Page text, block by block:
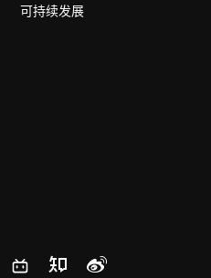
可持续发展